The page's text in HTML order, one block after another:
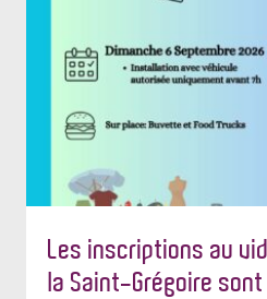
Les inscriptions au
la Saint-Grégoire